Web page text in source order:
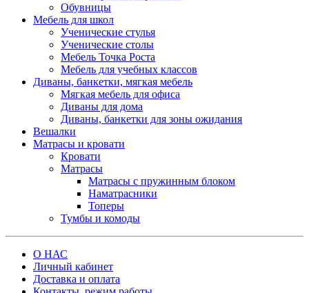
Обувницы
Мебель для школ
Ученические стулья
Ученические столы
Мебель Точка Роста
Мебель для учебных классов
Диваны, банкетки, мягкая мебель
Мягкая мебель для офиса
Диваны для дома
Диваны, банкетки для зоны ожидания
Вешалки
Матрасы и кровати
Кровати
Матрасы
Матрасы с пружинным блоком
Наматрасники
Топеры
Тумбы и комоды
О НАС
Личный кабинет
Доставка и оплата